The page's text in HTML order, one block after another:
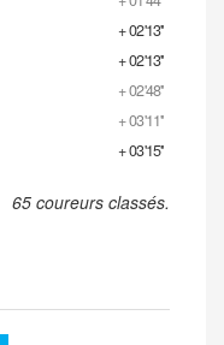
+ 02'13''
+ 02'13''
+ 02'48''
+ 03'11''
+ 03'15''
65 coureurs classés.